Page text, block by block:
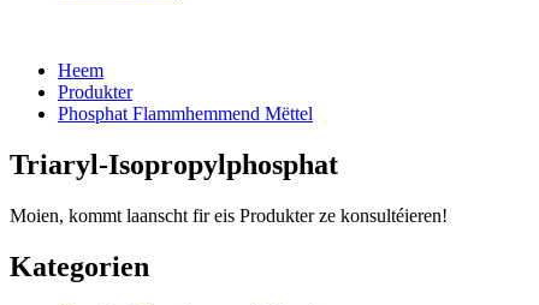
Heem
Produkter
Phosphat Flammhemmend Mëttel
Triaryl-Isopropylphosphat
Moien, kommt laanscht fir eis Produkter ze konsultéieren!
Kategorien